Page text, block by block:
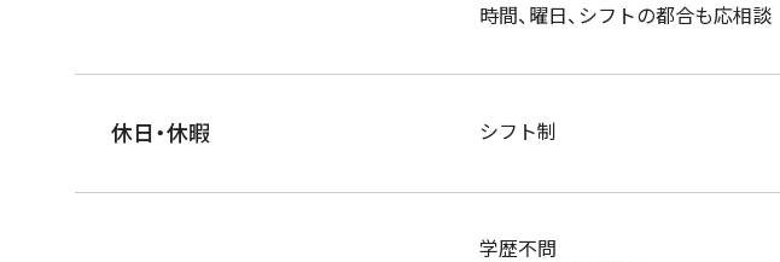
時間、曜日、シフトの都合も応相談
休日・休暇 シフト制
学歴不問